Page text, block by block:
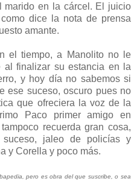
marido en la cárcel. El juicio
dice la nota de prensa
amante.
el tiempo, a Manolito no le
al finalizar su estancia en la
y hoy día no sabemos si
ese suceso, oscuro pues no
que ofreciera la voz de la
Paco primer amigo en
recuerda gran cosa,
jaleo de policías y
y Corella y poco más.
pero es obra del que suscribe, o sea